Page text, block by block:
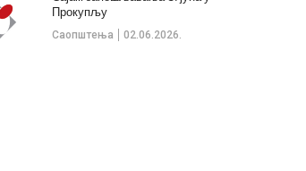
Саопштења 02.06.2026.
Прокупљу